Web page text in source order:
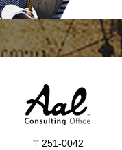
〒251-0042